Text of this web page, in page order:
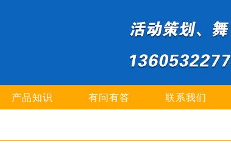
产品知识 有问有答 联系我们